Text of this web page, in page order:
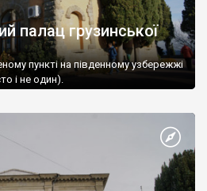
палац грузинської
пункті на південному узбережжі
і не один).